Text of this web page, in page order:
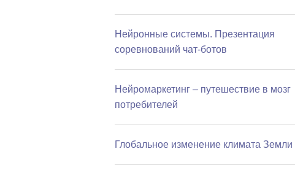
Нейронные системы. Презентация
соревнований чат-ботов
Нейромаркетинг – путешествие в мозг
потребителей
Глобальное изменение климата Земли